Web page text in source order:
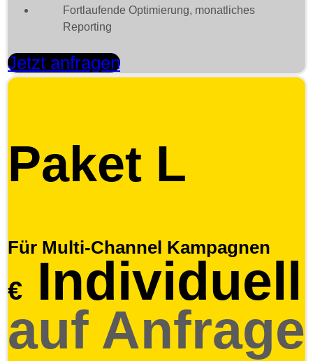
Fortlaufende Optimierung, monatliches
Reporting
Jetzt anfragen
Paket L
Für Multi-Channel Kampagnen
€
Individuell
auf Anfrage